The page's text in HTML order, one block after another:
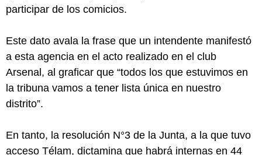
participar de los comicios.
Este dato avala la frase que un intendente manifestó
a esta agencia en el acto realizado en el club
Arsenal, al graficar que “todos los que estuvimos en
la tribuna vamos a tener lista única en nuestro
distrito”.
En tanto, la resolución N°3 de la Junta, a la que tuvo
acceso Télam, dictamina que habrá internas en 44